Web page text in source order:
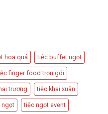
hoa quả tiệc buffet ngọt
finger food trọn gói
trương tiệc khai xuân
ngọt tiệc ngọt event